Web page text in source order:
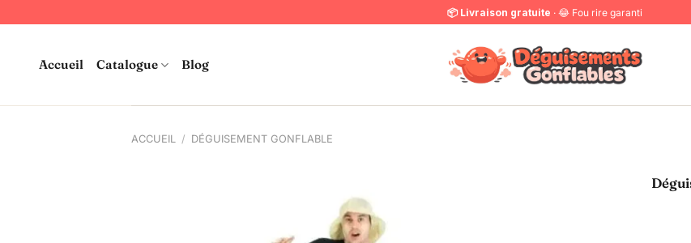
au
📦 Livraison gratuite · 😂 Fou rire garanti
Accueil Catalogue Blog
ACCUEIL / DÉGUISEMENT GONFLABLE